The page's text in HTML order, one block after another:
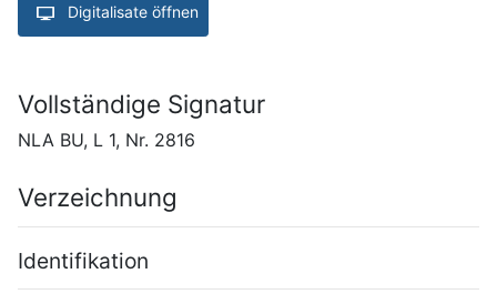
Digitalisate öffnen
Vollständige Signatur
NLA BU, L 1, Nr. 2816
Verzeichnung
Identifikation